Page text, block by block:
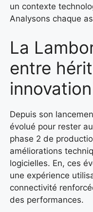
un contexte
Analysons chaque
La
entre
innovation
Depuis son
évolué pour rester
phase 2 de
améliorations
logicielles. En, ces
une expérience
connectivité
des performances.